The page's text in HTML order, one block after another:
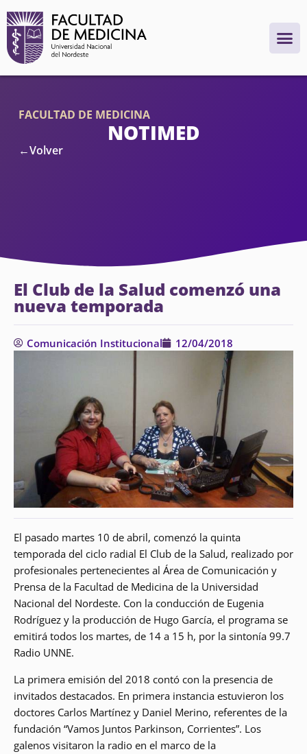
FACULTAD DE MEDICINA
NOTIMED
←Volver
El Club de la Salud comenzó una
nueva temporada
Comunicación Institucional 12/04/2018
El pasado martes 10 de abril, comenzó la quinta
temporada del ciclo radial El Club de la Salud, realizado por
profesionales pertenecientes al Área de Comunicación y
Prensa de la Facultad de Medicina de la Universidad
Nacional del Nordeste. Con la conducción de Eugenia
Rodríguez y la producción de Hugo García, el programa se
emitirá todos los martes, de 14 a 15 h, por la sintonía 99.7
Radio UNNE.
La primera emisión del 2018 contó con la presencia de
invitados destacados. En primera instancia estuvieron los
doctores Carlos Martínez y Daniel Merino, referentes de la
fundación “Vamos Juntos Parkinson, Corrientes”. Los
galenos visitaron la radio en el marco de la